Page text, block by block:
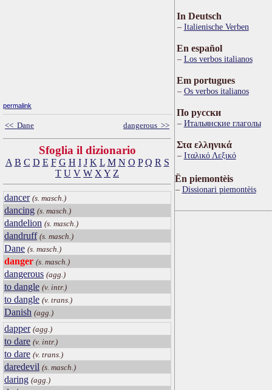
permalink
<< Dane dangerous >>
Sfoglia il dizionario
A B C D E F G H I J K L M N O P Q R S
T U V W X Y Z
dancer (s. masch.)
dancing (s. masch.)
dandelion (s. masch.)
dandruff (s. masch.)
Dane (s. masch.)
danger (s. masch.)
dangerous (agg.)
to dangle (v. intr.)
to dangle (v. trans.)
Danish (agg.)
dapper (agg.)
to dare (v. intr.)
to dare (v. trans.)
daredevil (s. masch.)
daring (agg.)
In Deutsch
Italienische Verben
En español
Los verbos italianos
Em portugues
Os verbos italianos
По русски
Итальянские глаголы
Στα ελληνικά
Ιταλικό Λεξικό
Ën piemontèis
Dissionari piemontèis